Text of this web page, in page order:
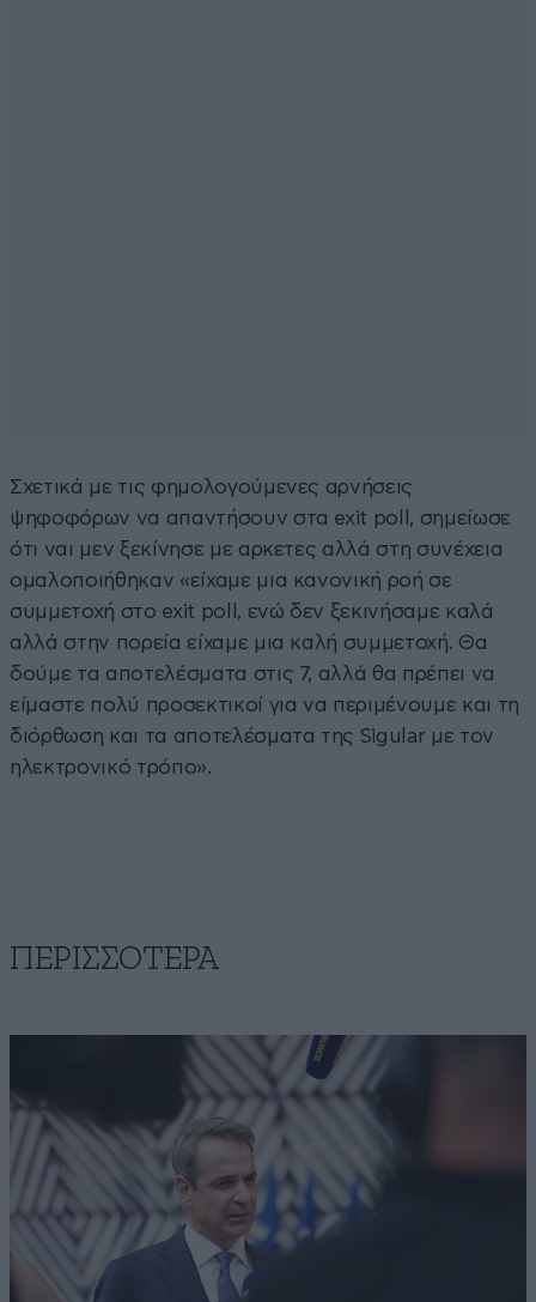
Σχετικά με τις φημολογούμενες αρνήσεις
ψηφοφόρων να απαντήσουν στα exit poll, σημείωσε
ότι ναι μεν ξεκίνησε με αρκετες αλλά στη συνέχεια
ομαλοποιήθηκαν «είχαμε μια κανονική ροή σε
συμμετοχή στο exit poll, ενώ δεν ξεκινήσαμε καλά
αλλά στην πορεία είχαμε μια καλή συμμετοχή. Θα
δούμε τα αποτελέσματα στις 7, αλλά θα πρέπει να
είμαστε πολύ προσεκτικοί για να περιμένουμε και τη
διόρθωση και τα αποτελέσματα της Sigular με τον
ηλεκτρονικό τρόπο».
ΠΕΡΙΣΣΟΤΕΡΑ